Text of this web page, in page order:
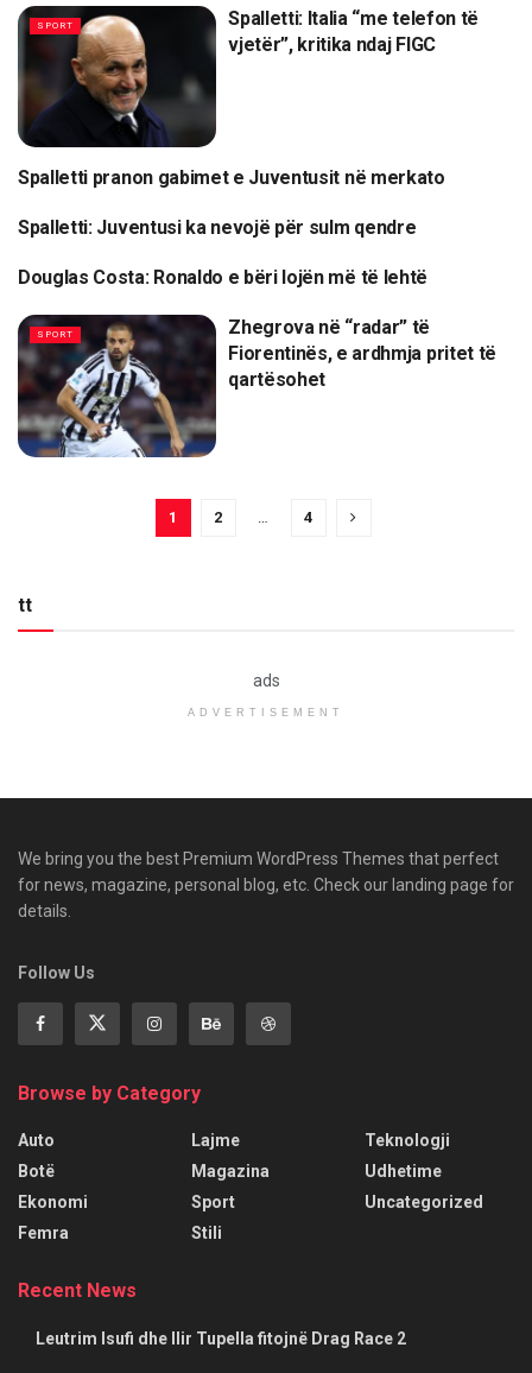
SPORT
Spalletti: Italia “me telefon të
vjetër”, kritika ndaj FIGC
SPORT
Spalletti pranon gabimet e Juventusit në merkato
SPORT
Spalletti: Juventusi ka nevojë për sulm qendre
SPORT
Douglas Costa: Ronaldo e bëri lojën më të lehtë
SPORT
Zhegrova në “radar” të
Fiorentinës, e ardhmja pritet të
qartësohet
1 2 4
tt
ads
ADVERTISEMENT
We bring you the best Premium WordPress Themes that perfect
for news, magazine, personal blog, etc. Check our landing page for
details.
Follow Us
Browse by Category
Auto
Botë
Ekonomi
Femra
Lajme
Magazina
Sport
Stili
Teknologji
Udhetime
Uncategorized
Recent News
Leutrim Isufi dhe Ilir Tupella fitojnë Drag Race 2